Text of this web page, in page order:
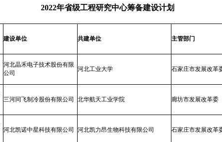
2022年省级工程研究中心筹备建设计划
建设单位 共建单位 主管部门
河北晶禾电子技术股份有限
公司
河北工业大学 石家庄市发展改革
三河同飞制冷股份有限公司 北华航天工业学院 廊坊市发展改革委
河北凯诺中星科技有限公司 河北凯力昂生物科技有限公司 石家庄市发展改革